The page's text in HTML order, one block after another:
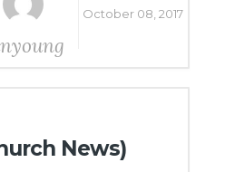
October 08, 2017
News)